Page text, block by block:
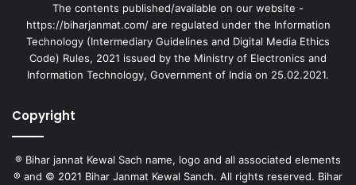
The contents published/available on our website -
https://biharjanmat.com/ are regulated under the Information
Technology (Intermediary Guidelines and Digital Media Ethics
Code) Rules, 2021 issued by the Ministry of Electronics and
Information Technology, Government of India on 25.02.2021.
Copyright
® Bihar jannat Kewal Sach name, logo and all associated elements
® and © 2021 Bihar Janmat Kewal Sanch. All rights reserved. Bihar